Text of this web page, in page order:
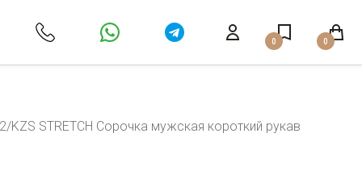
0 0
KZS STRETCH Сорочка мужская короткий рукав